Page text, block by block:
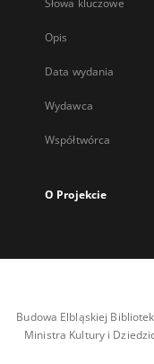
Słowa kluczowe
Opis
Data wydania
Wydawca
Współtwórca
O Projekcie
Budowa Elbląskiej
Ministra Kultury i